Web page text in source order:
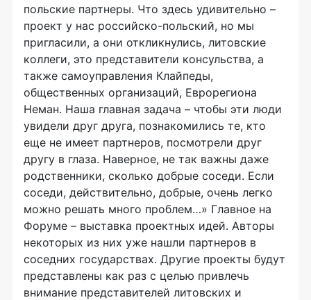
польские партнеры. Что здесь удивительно –
проект у нас российско-польский, но мы
пригласили, а они откликнулись, литовские
коллеги, это представители консульства, а
также самоуправления Клайпеды,
общественных организаций, Еврорегиона
Неман. Наша главная задача – чтобы эти люди
увидели друг друга, познакомились те, кто
еще не имеет партнеров, посмотрели друг
другу в глаза. Наверное, не так важны даже
родственники, сколько добрые соседи. Если
соседи, действительно, добрые, очень легко
можно решать много проблем…» Главное на
Форуме – выставка проектных идей. Авторы
некоторых из них уже нашли партнеров в
соседних государствах. Другие проекты будут
представлены как раз с целью привлечь
внимание представителей литовских и